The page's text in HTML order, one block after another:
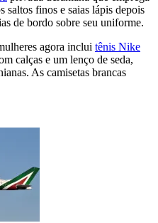
finos e saias lápis depois
de bordo sobre seu uniforme.
agora inclui tênis Nike
calças e um lenço de seda,
As camisetas brancas